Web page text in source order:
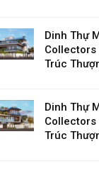
Dinh Thự
Collectors
Trúc
Dinh Thự
Collectors
Trúc